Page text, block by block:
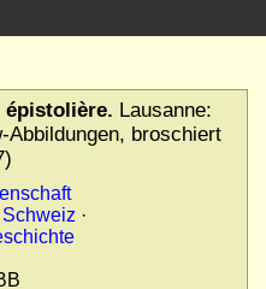
Lausanne:
Abbildungen, broschiert
Schweiz ·